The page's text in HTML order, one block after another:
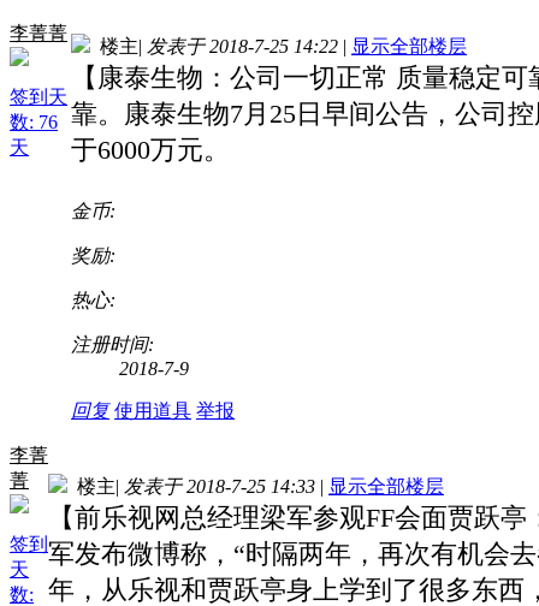
李菁菁
签到天
数: 76
天
楼主| 发表于 2018-7-25 14:22 | 显示全部楼层
【康泰生物：公司一切正常 质量稳定
靠。康泰生物7月25日早间公告，公司
于6000万元。
金币:
奖励:
热心:
注册时间:
2018-7-9
回复 使用道具 举报
李菁
菁
签到
天
数:
楼主| 发表于 2018-7-25 14:33 | 显示全部楼层
【前乐视网总经理梁军参观FF会面贾跃
军发布微博称，“时隔两年，再次有机会
年，从乐视和贾跃亭身上学到了很多东